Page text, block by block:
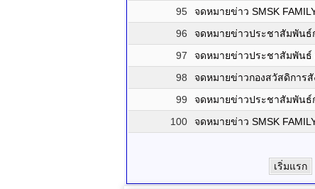
95
จดหมายข่าว SMSK
96
จดหมายข่าวประชาสัมพันธ์
97
จดหมายข่าวประชาสัมพัน
98
จดหมายข่าวกองสวัสดิการ
99
จดหมายข่าวประชาสัมพันธ์
100
จดหมายข่าว SMSK
เริ่มแรก